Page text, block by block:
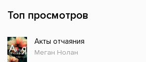
Топ просмотров
Акты отчаяния
Меган Нолан